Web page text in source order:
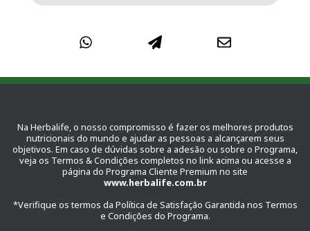
Na Herbalife, o nosso compromisso é fazer os melhores produtos
nutricionais do mundo e ajudar as pessoas a alcançarem seus
objetivos. Em caso de dúvidas sobre a adesão ou sobre o Programa,
veja os Termos & Condições completos no link acima ou acesse a
página do Programa Cliente Premium no site
www.herbalife.com.br
*Verifique os termos da Política de Satisfação Garantida nos Termos
e Condições do Programa.